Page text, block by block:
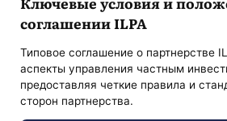
соглашении ILPA
Типовое соглашение о партнерстве
аспекты управления частным
предоставляя четкие правила и
сторон партнерства.